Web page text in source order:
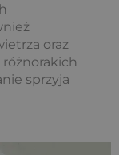
oraz
sprzyja